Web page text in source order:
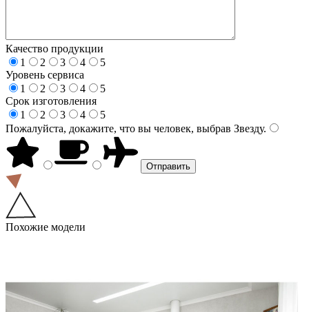
Качество продукции
1
2 3 4
5
Уровень сервиса
1
2 3 4
5
Срок изготовления
1
2 3 4
5
Пожалуйста, докажите, что вы человек, выбрав Звезду.
Похожие модели